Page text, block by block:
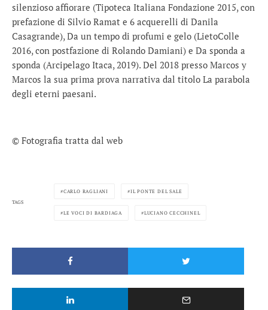
silenzioso affiorare (Tipoteca Italiana Fondazione 2015, con
prefazione di Silvio Ramat e 6 acquerelli di Danila
Casagrande), Da un tempo di profumi e gelo (LietoColle
2016, con postfazione di Rolando Damiani) e Da sponda a
sponda (Arcipelago Itaca, 2019). Del 2018 presso Marcos y
Marcos la sua prima prova narrativa dal titolo La parabola
degli eterni paesani.
© Fotografia tratta dal web
TAGS
CARLO RAGLIANI IL PONTE DEL SALE
LE VOCI DI BARDIAGA LUCIANO CECCHINEL